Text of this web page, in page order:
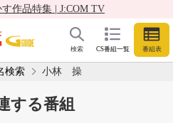
作品特集 | J:COM TV
CS番組一覧 番組表
検索
検索 小林 操
する番組